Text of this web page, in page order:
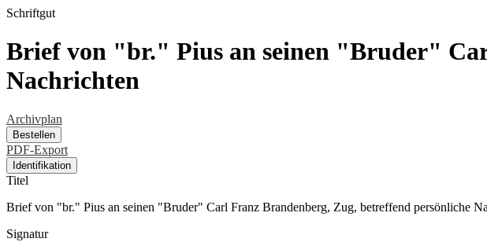
Schriftgut
Brief von "br." Pius an seinen "Bruder"
Nachrichten
Archivplan
Bestellen
PDF-Export
Identifikation
Titel
Brief von "br." Pius an seinen "Bruder" Carl Franz Brandenberg, Zug, betreffend persönliche
Signatur